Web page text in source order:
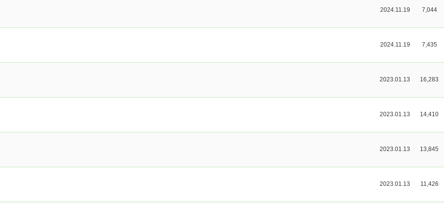
2024.11.19 7,044
2024.11.19 7,435
2023.01.13 16,283
2023.01.13 14,410
2023.01.13 13,845
2023.01.13 11,426